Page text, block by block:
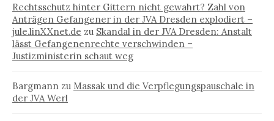
Rechtsschutz hinter Gittern nicht gewahrt? Zahl von
Anträgen Gefangener in der JVA Dresden explodiert –
jule.linXXnet.de zu Skandal in der JVA Dresden: Anstalt
lässt Gefangenenrechte verschwinden –
Justizministerin schaut weg
Bargmann zu Massak und die Verpflegungspauschale in
der JVA Werl